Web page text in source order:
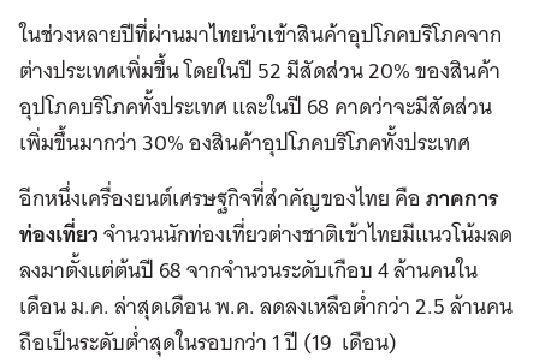
ในช่วงหลายปีที่ผ่านมาไทยนำเข้าสินค้าอุปโภคบริโภคจาก
ต่างประเทศเพิ่มขึ้น โดยในปี 52 มีสัดส่วน 20% ของสินค้า
อุปโภคบริโภคทั้งประเทศ และในปี 68 คาดว่าจะมีสัดส่วน
เพิ่มขึ้นมากว่า 30% องสินค้าอุปโภคบริโภคทั้งประเทศ
อีกหนึ่งเครื่องยนต์เศรษฐกิจที่สำคัญของไทย คือภาคการ
ท่องเที่ยวจำนวนนักท่องเที่ยวต่างชาติเข้าไทยมีแนวโน้มลด
ลงมาตั้งแต่ต้นปี 68 จากจำนวนระดับเกือบ 4 ล้านคนใน
เดือน ม.ค. ล่าสุดเดือน พ.ค. ลดลงเหลือต่ำกว่า 2.5 ล้านคน
ถือเป็นระดับต่ำสุดในรอบกว่า 1 ปี (19 เดือน)